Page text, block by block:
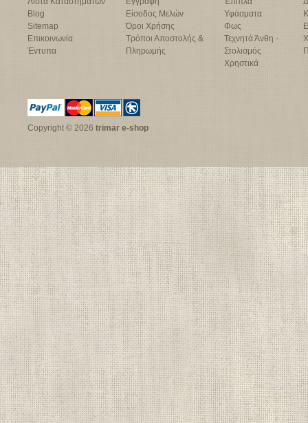
Blog
Sitemap
Επικοινωνία
Έντυπα
Είσοδος Μελών
Όροι Χρήσης
Τρόποι Αποστολής &
Πληρωμής
Υφάσματα
Φως
Τεχνητά Άνθη -
Στολισμός
Χρηστικά
Copyright © 2026 trimar e-shop